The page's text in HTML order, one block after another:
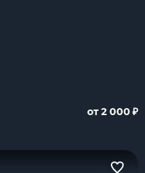
от 2 000 ₽